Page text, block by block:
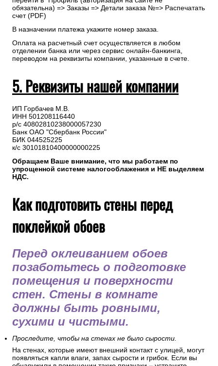
Самостоятельно скачать счетна оплату
доставки с менеджером.
Для самостоятельного формирования счета необходимо
перейти в “Профиль”(авторизация на сайте не
обязательна) => Заказы => Детали заказа №=> Распечатать
В назначении платежа укажите номер заказа.
Оплата на расчетный счет осуществляется в любом
переводом на реквизиты компании, указанные в счете.
5. Реквизиты нашей компании
ИП Горбачев М.В.
ИНН 501208116440
р/с 40802810238000057230
к/с 30101810400000000225
Обращаем Ваше внимание, что мы работаем по
упрощенной системе налогооблажения и НЕ выделяем
НДС.
Как подготовить стены перед
поклейкой обоев
Перед оклеиванием обоев
позаботьтесь о подготовке
помещения и поверхности
стен. Стены в комнате
должны быть ровными,